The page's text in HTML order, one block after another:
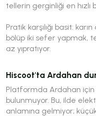
tellerin gerginliği en
Pratik karşılığı basit:
bölüp iki sefer yapmak,
az yıpratıyor.
Hiscoot'ta Ardahan
Platformda Ardahan için
bulunmuyor. Bu, ilde
anlamına gelmiyor;